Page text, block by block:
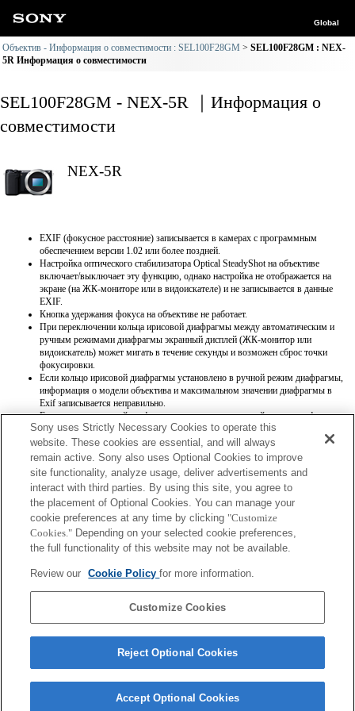
Global
Объектив - Информация о совместимости : SEL100F28GM
SEL100F28GM : NEX-
5R Информация о совместимости
SEL100F28GM - NEX-5R ｜Информация о
совместимости
NEX-5R
EXIF (фокусное расстояние) записывается в камерах с программным
обеспечением версии 1.02 или более поздней.
Настройка оптического стабилизатора Optical SteadyShot на объективе
включает/выключает эту функцию, однако настройка не отображается на
экране (на ЖК-мониторе или в видоискателе) и не записывается в данные
EXIF.
Кнопка удержания фокуса на объективе не работает.
При переключении кольца ирисовой диафрагмы между автоматическим и
ручным режимами диафрагмы экранный дисплей (ЖК-монитор или
видоискатель) может мигать в течение секунды и возможен сброс точки
фокусировки.
Если кольцо ирисовой диафрагмы установлено в ручной режим диафрагмы,
информация о модели объектива и максимальном значении диафрагмы в
Exif записывается неправильно.
Если кольцо ирисовой диафрагмы установлено в ручной режим диафрагмы,
для значения диафрагмы устанавливается значение, которое показывает
кольцо ирисовой диафрагмы, независимо от режима экспозиции.
При переключении кольца ирисовой диафрагмы между автоматическим и
ручным режимами диафрагмы во время записи видео запись
останавливается.
При поворачивании кольца ирисовой диафрагмы время до перехода в режим
экономии энергии не продлевается.
Если кольцо ирисовой диафрагмы установлено в ручной режим, функция
Background Defocus Control [Регулировка фоновой расфокусировки] в
режиме Photo Creativity [Творческое фото] работает неправильно, однако
информация на экранном дисплее отображается как обычно.
Названия объективов Exif будут записываться некорректно.
Функция "Focal Plane Phase Detection AF" [Фазовая автофокусировка] не
работает.
Sony uses Strictly Necessary Cookies to operate this
website. These cookies are essential, and will always
remain active. Sony also uses Optional Cookies to improve
site functionality, analyze usage, deliver advertisements and
interact with third parties. By using this site, you agree to
the placement of Optional Cookies. You can manage your
cookie preferences at any time by clicking "Customize
Cookies." Depending on your selected cookie preferences,
the full functionality of this website may not be available.
Review our Cookie Policyfor more information.
Customize Cookies
Reject Optional Cookies
Accept Optional Cookies